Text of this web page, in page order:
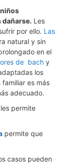
Les
por ello. Las
natural y sin
en el
de bach y
los
es más
adecuado.
les permite
permite que
casos pueden